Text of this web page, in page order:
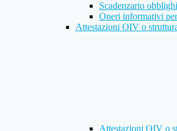
Scadenzario
Oneri informativi
Attestazioni OIV o
Attestazioni OIV o